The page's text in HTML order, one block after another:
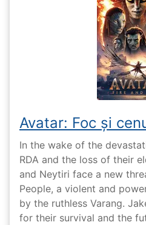
Avatar: Foc și
In the wake of the
RDA and the loss of their
and Neytiri face a new
People, a violent and
by the ruthless Varang.
for their survival and the